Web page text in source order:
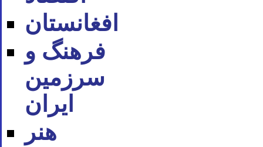
افغانستان
فرهنگ و
سرزمین
ایران
هنر